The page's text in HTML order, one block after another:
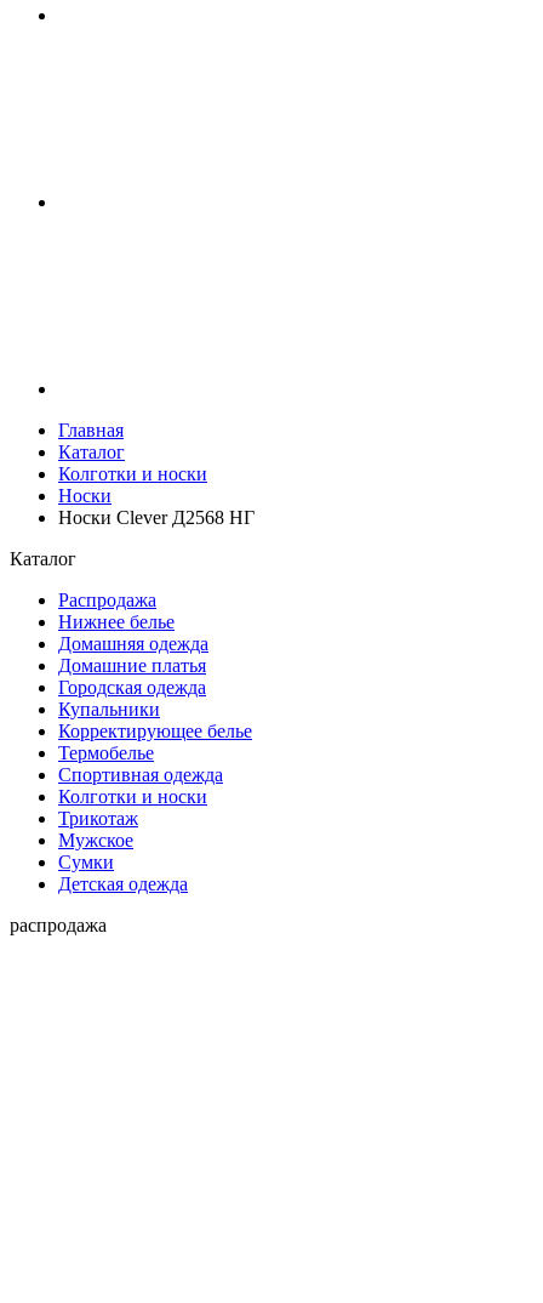
Главная
Каталог
Колготки и носки
Носки
Носки Clever Д2568 НГ
Каталог
Распродажа
Нижнее белье
Домашняя одежда
Домашние платья
Городская одежда
Купальники
Корректирующее белье
Термобелье
Спортивная одежда
Колготки и носки
Трикотаж
Мужское
Сумки
Детская одежда
распродажа